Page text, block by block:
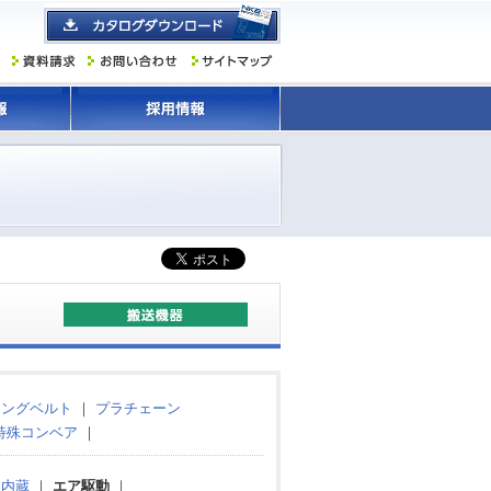
グベルト ｜ プラチェーン
殊コンベア ｜
蔵｜ エア駆動｜